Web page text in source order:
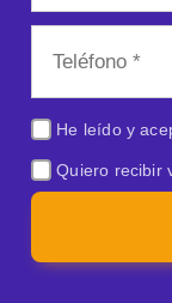
He leído y
Quiero recibir